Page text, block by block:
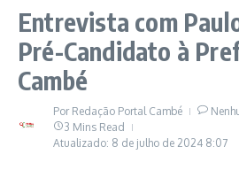
Entrevista com
Pré-Candidato à
Cambé
Por Redação Portal Cambé
3 Mins Read
Atualizado: 8 de julho de 2024 8:07